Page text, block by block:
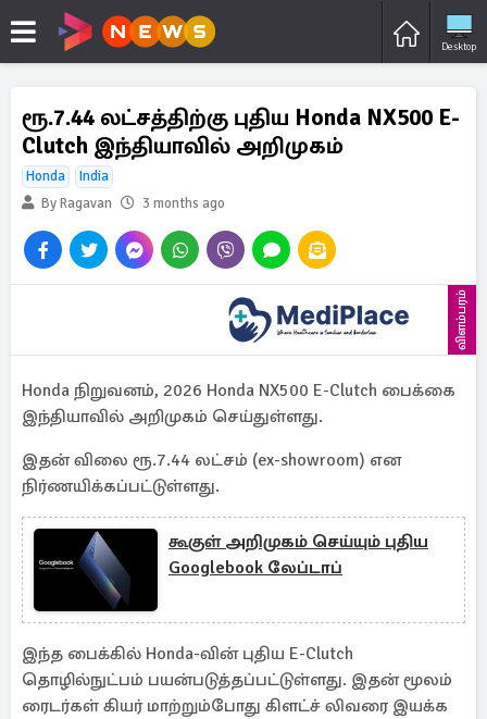
Desktop
ரூ.7.44 லட்சத்திற்கு புதிய Honda NX500 E-
Clutch இந்தியாவில் அறிமுகம்
Honda
India
By Ragavan
3 months ago
விளம்பரம்
Honda நிறுவனம், 2026 Honda NX500 E-Clutch பைக்கை
இந்தியாவில் அறிமுகம் செய்துள்ளது.
இதன் விலை ரூ.7.44 லட்சம் (ex-showroom) என
நிர்ணயிக்கப்பட்டுள்ளது.
கூகுள் அறிமுகம் செய்யும் புதிய
Googlebook லேப்டாப்
இந்த பைக்கில் Honda-வின் புதிய E-Clutch
தொழில்நுட்பம் பயன்படுத்தப்பட்டுள்ளது. இதன் மூலம்
ரைடர்கள் கியர் மாற்றும்போது கிளட்ச் லிவரை இயக்க